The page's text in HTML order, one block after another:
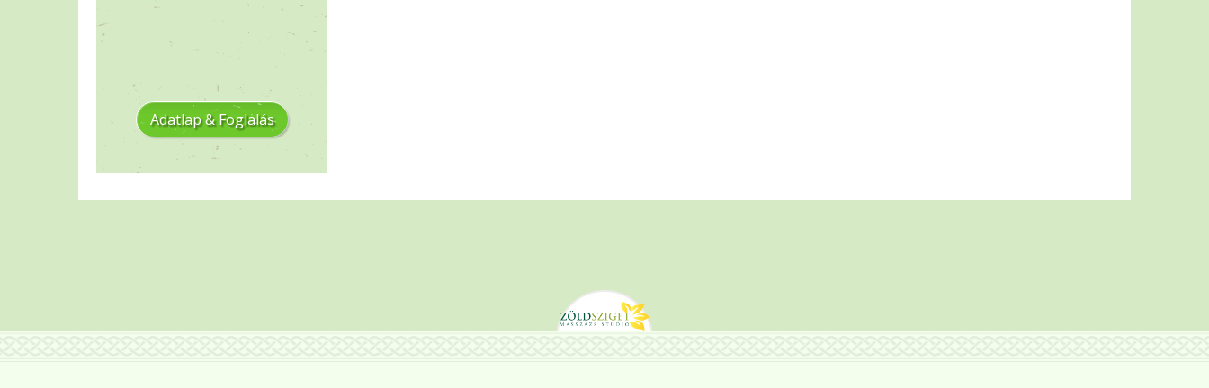
Adatlap & Foglalás